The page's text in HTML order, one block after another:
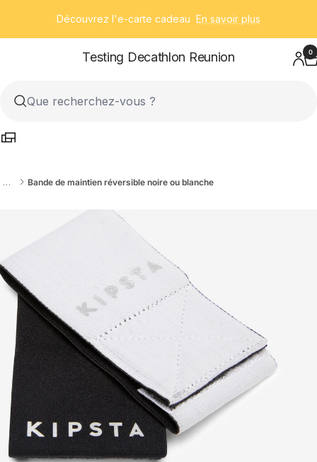
contenu
Découvrez l'e-carte cadeau En savoir plus
Testing Decathlon Reunion 0
… Bande de maintien réversible noire ou blanche